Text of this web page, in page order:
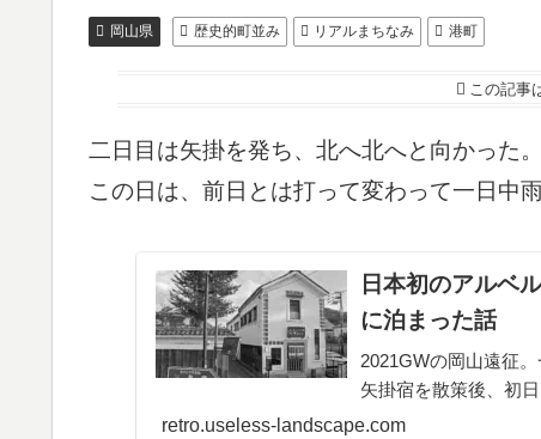
岡山県 歴史的町並み リアルまちなみ 港町
この記事
二日目は矢掛を発ち、北へ北へと向かった。
この日は、前日とは打って変わって一日中
日本初のアルベ
に泊まった話
2021GWの岡山遠征
矢掛宿を散策後、初
retro.useless-landscape.com